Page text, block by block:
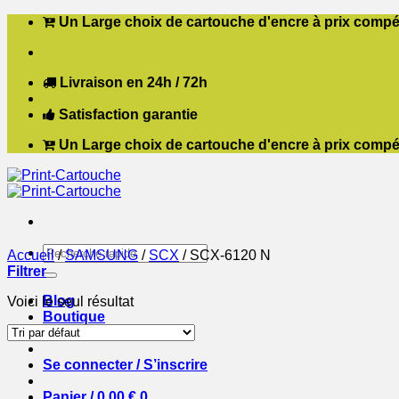
Passer
contenu
Un Large choix de cartouche d'encre à prix
Livraison en 24h / 72h
Satisfaction garantie
Un Large choix de cartouche d'encre à prix
Recherche
pour :
Blog
Boutique
Contact
Se connecter / S’inscrire
Accueil / SAMSUNG / SCX /SCX-6120 N
Filtrer
Voici le seul résultat